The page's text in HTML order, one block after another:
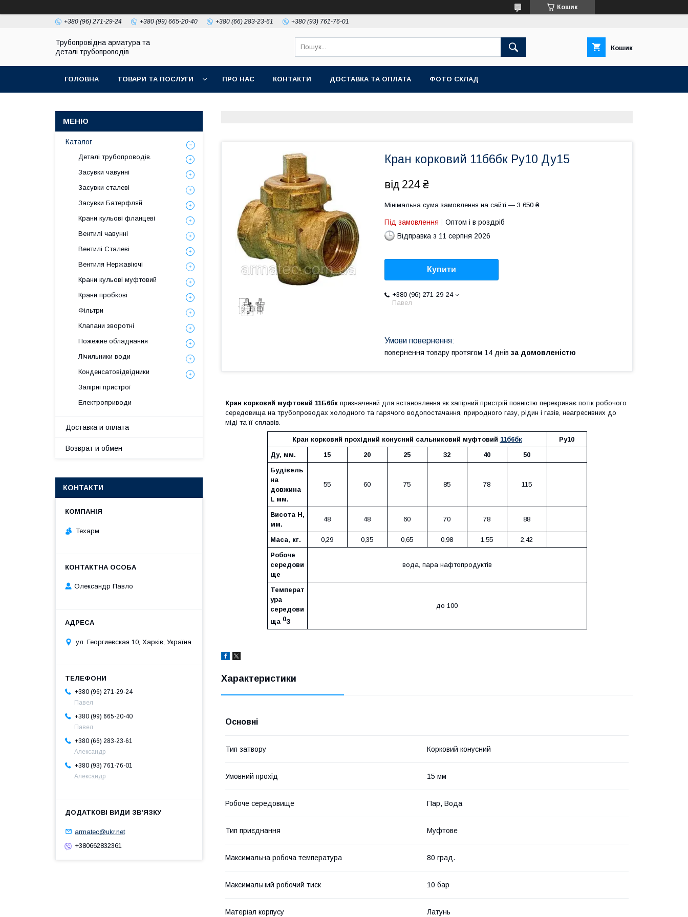
Кошик
+380 (96) 271-29-24 +380 (99) 665-20-40 +380 (66) 283-23-61 +380 (93) 761-76-01
Трубопровідна арматура та
деталі трубопроводів
Кошик
ГОЛОВНА ТОВАРИ ТА ПОСЛУГИ ПРО НАС КОНТАКТИ ДОСТАВКА ТА ОПЛАТА ФОТО СКЛАД
Кран корковий 11б6бк Ру10 Ду15
від 224 ₴
Мінімальна сума замовлення на сайті — 3 650 ₴
Під замовлення
Оптом і в роздріб
Відправка з 11 серпня 2026
Купити
+380 (96) 271-29-24
Павел
повернення товару протягом 14 днів за домовленістю
Кран корковий муфтовий 11Б6бк призначений для встановлення як запірний пристрій повністю перекриває потік робочого
середовища на трубопроводах холодного та гарячого водопостачання, природного газу, рідин і газів, неагресивних до
міді та її сплавів.
Кран корковий прохідний конусний сальниковий муфтовий 11б6бк
Ру10
Ду, мм.
15 20 25 32 40
50
Будівель
на
довжина
L мм.
55 60 75 85 78 115
Висота Н,
мм.
48 48 60 70 78 88
Маса, кг. 0,29 0,35 0,65 0,98 1,55
2,42
Робоче
середови
ще
вода, пара нафтопродуктів
Температ
ура
середови
ща 0З
до 100
Характеристики
Основні
Тип затвору Корковий конусний
Умовний прохід 15 мм
Робоче середовище Пар, Вода
Тип приєднання Муфтове
Максимальна робоча температура 80 град.
Максимальний робочий тиск 10 бар
Матеріал корпусу Латунь
Каталог
Деталі трубопроводів.
Засувки чавунні
Засувки сталеві
Засувки Батерфляй
Крани кульові фланцеві
Вентилі чавунні
Вентилі Сталеві
Вентиля Нержавіючі
Крани кульові муфтовий
Крани пробкові
Фільтри
Клапани зворотні
Пожежне обладнання
Лічильники води
Конденсатовідвідники
Запірні пристрої
Електроприводи
Доставка и оплата
Возврат и обмен
КОНТАКТИ
Техарм
Олександр Павло
ул. Георгиевская 10, Харків, Україна
+380 (96) 271-29-24
Павел
+380 (99) 665-20-40
Павел
+380 (66) 283-23-61
Александр
+380 (93) 761-76-01
Александр
armatec@ukr.net
+380662832361